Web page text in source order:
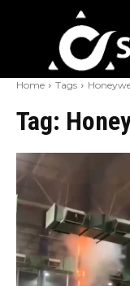
Home Tags
Tag: